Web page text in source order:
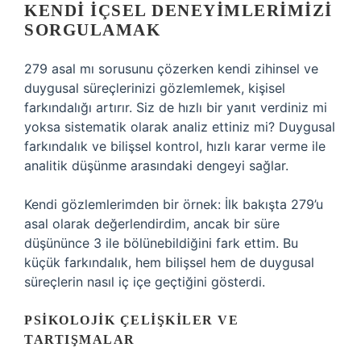
KENDI İÇSEL DENEYIMLERIMIZI
SORGULAMAK
279 asal mı sorusunu çözerken kendi zihinsel ve
duygusal süreçlerinizi gözlemlemek, kişisel
farkındalığı artırır. Siz de hızlı bir yanıt verdiniz mi
yoksa sistematik olarak analiz ettiniz mi? Duygusal
farkındalık ve bilişsel kontrol, hızlı karar verme ile
analitik düşünme arasındaki dengeyi sağlar.
Kendi gözlemlerimden bir örnek: İlk bakışta 279’u
asal olarak değerlendirdim, ancak bir süre
düşününce 3 ile bölünebildiğini fark ettim. Bu
küçük farkındalık, hem bilişsel hem de duygusal
süreçlerin nasıl iç içe geçtiğini gösterdi.
PSIKOLOJIK ÇELIŞKILER VE
TARTIŞMALAR